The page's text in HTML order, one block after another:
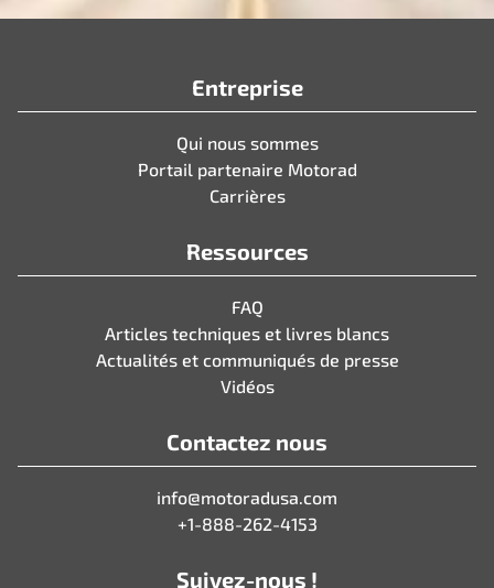
Entreprise
Qui nous sommes
Portail partenaire Motorad
Carrières
Ressources
FAQ
Articles techniques et livres blancs
Actualités et communiqués de presse
Vidéos
Contactez nous
info@motoradusa.com
+1-888-262-4153
Suivez-nous !